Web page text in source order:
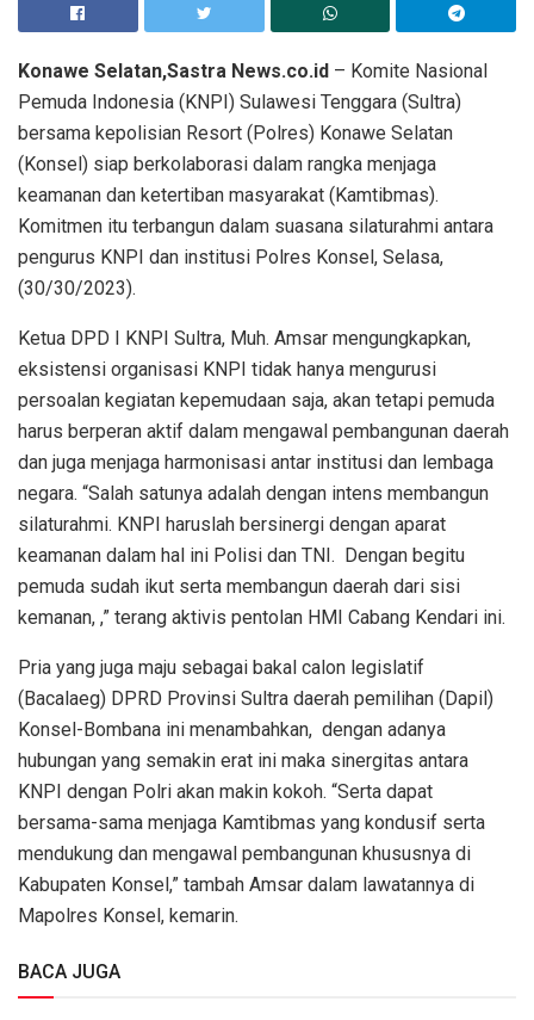
Konawe Selatan,Sastra News.co.id – Komite Nasional
Pemuda Indonesia (KNPI) Sulawesi Tenggara (Sultra)
bersama kepolisian Resort (Polres) Konawe Selatan
(Konsel) siap berkolaborasi dalam rangka menjaga
keamanan dan ketertiban masyarakat (Kamtibmas).
Komitmen itu terbangun dalam suasana silaturahmi antara
pengurus KNPI dan institusi Polres Konsel, Selasa,
(30/30/2023).
Ketua DPD I KNPI Sultra, Muh. Amsar mengungkapkan,
eksistensi organisasi KNPI tidak hanya mengurusi
persoalan kegiatan kepemudaan saja, akan tetapi pemuda
harus berperan aktif dalam mengawal pembangunan daerah
dan juga menjaga harmonisasi antar institusi dan lembaga
negara. “Salah satunya adalah dengan intens membangun
silaturahmi. KNPI haruslah bersinergi dengan aparat
keamanan dalam hal ini Polisi dan TNI. Dengan begitu
pemuda sudah ikut serta membangun daerah dari sisi
kemanan, ,” terang aktivis pentolan HMI Cabang Kendari ini.
Pria yang juga maju sebagai bakal calon legislatif
(Bacalaeg) DPRD Provinsi Sultra daerah pemilihan (Dapil)
Konsel-Bombana ini menambahkan, dengan adanya
hubungan yang semakin erat ini maka sinergitas antara
KNPI dengan Polri akan makin kokoh. “Serta dapat
bersama-sama menjaga Kamtibmas yang kondusif serta
mendukung dan mengawal pembangunan khususnya di
Kabupaten Konsel,” tambah Amsar dalam lawatannya di
Mapolres Konsel, kemarin.
BACA JUGA